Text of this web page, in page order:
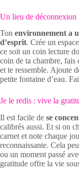
Un lieu de déconnexion
Ton environnement a
d’esprit. Crée un
ce soit un coin lecture
coin de ta chambre, fais
et te ressemble. Ajoute
petite fontaine d’eau.
Je le redis : vive la
Il est facile de se
calibrés aussi. Et si on
carnet et note chaque
reconnaissante. Cela
ou un moment passé
gratitude offre la vie